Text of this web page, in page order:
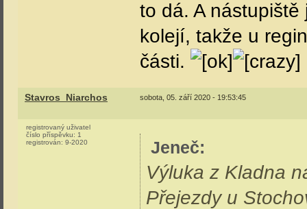
to dá. A
kolejí, takže u
části.
Stavros_Niarchos sobota, 05. září 2020 - 19:53:45
registrovaný uživatel
číslo příspěvku: 1
registrován: 9-2020 Jeneč:
Výluka z Kladna
Přejezdy u